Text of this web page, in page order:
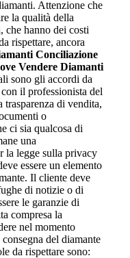
Attenzione che
la qualità della
che hanno dei costi
rispettare, ancora
Conciliazione
Vendere Diamanti
sono gli accordi da
il professionista del
trasparenza di vendita,
o
ci sia qualcosa di
una
la legge sulla privacy
essere un elemento
Il cliente deve
di notizie o di
le garanzie di
compresa la
nel momento
del diamante
da rispettare sono: